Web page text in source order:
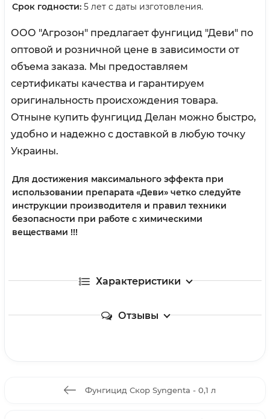
Срок годности: 5 лет с даты изготовления.
ООО "Агрозон" предлагает фунгицид "Деви" по
оптовой и розничной цене в зависимости от
объема заказа. Мы предоставляем
сертификаты качества и гарантируем
оригинальность происхождения товара.
Отныне купить фунгицид Делан можно быстро,
удобно и надежно с доставкой в ​​любую точку
Украины.
Для достижения максимального эффекта при
использовании препарата «Деви» четко следуйте
инструкции производителя и правил техники
безопасности при работе с химическими
веществами !!!
Характеристики
Отзывы
Фунгицид Скор Syngenta - 0,1 л